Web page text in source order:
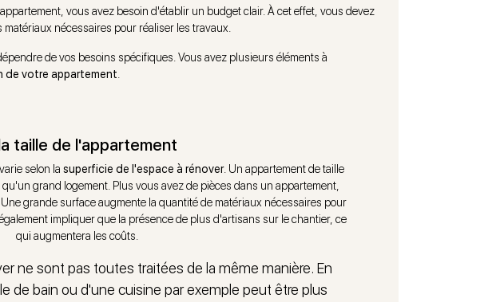
vous avez besoin d'établir un budget clair. À cet effet, vous devez
nécessaires pour réaliser les travaux.
de vos besoins spécifiques. Vous avez plusieurs éléments à
de votre appartement
taille de l'appartement
selon la superficie de l'espace à rénover. Un appartement de taille
grand logement. Plus vous avez de pièces dans un appartement,
grande surface augmente la quantité de matériaux nécessaires pour
impliquer que la présence de plus d'artisans sur le chantier, ce
qui augmentera les coûts.
ne sont pas toutes traitées de la même manière. En
de bain ou d'une cuisine par exemple peut être plus